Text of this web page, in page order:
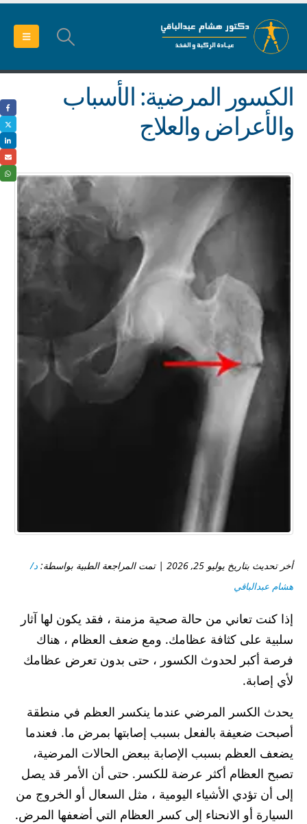
الكسور المرضية: الأسباب
والأعراض والعلاج
أخر تحديث بتاريخ يوليو 25, 2026 | تمت المراجعة الطبية بواسطة:
د/
هشام عبدالباقي
إذا كنت تعاني من حالة صحية مزمنة ، فقد يكون لها آثار
سلبية على كثافة عظامك. ومع ضعف العظام ، هناك
فرصة أكبر لحدوث الكسور ، حتى بدون تعرض عظامك
لأي إصابة.
يحدث الكسر المرضي عندما ينكسر العظم في منطقة
أصبحت ضعيفة بالفعل بسبب إصابتها بمرض ما. فعندما
يضعف العظم بسبب الإصابة ببعض الحالات المرضية،
تصبح العظام أكثر عرضة للكسر. حتى أن الأمر قد يصل
إلى أن تؤدي الأشياء اليومية ، مثل السعال أو الخروج من
السيارة أو الانحناء إلى كسر العظام التي أضعفها المرض.